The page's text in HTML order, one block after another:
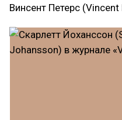
Винсент Петерс